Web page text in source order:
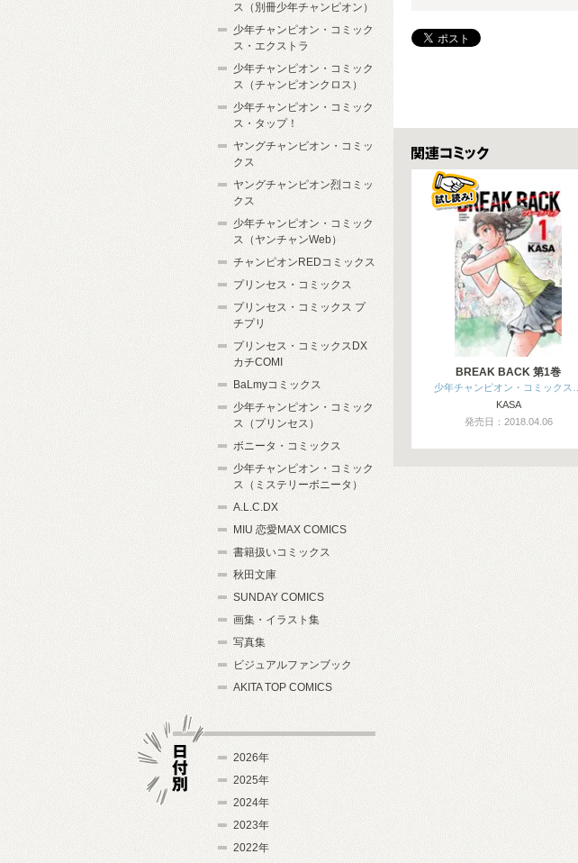
関連コミックス
BREAK BACK 第1巻
少年チャンピオン・コミックス…
KASA
発売日：2018.04.06
ス（別冊少年チャンピオン）
少年チャンピオン・コミック
ス・エクストラ
少年チャンピオン・コミック
ス（チャンピオンクロス）
少年チャンピオン・コミック
ス・タップ！
ヤングチャンピオン・コミッ
クス
ヤングチャンピオン烈コミッ
クス
少年チャンピオン・コミック
ス（ヤンチャンWeb）
チャンピオンREDコミックス
プリンセス・コミックス
プリンセス・コミックス プ
チプリ
プリンセス・コミックスDX
カチCOMI
BaLmyコミックス
少年チャンピオン・コミック
ス（プリンセス）
ボニータ・コミックス
少年チャンピオン・コミック
ス（ミステリーボニータ）
A.L.C.DX
MIU 恋愛MAX COMICS
書籍扱いコミックス
秋田文庫
SUNDAY COMICS
画集・イラスト集
写真集
ビジュアルファンブック
AKITA TOP COMICS
2026年
2025年
2024年
2023年
2022年